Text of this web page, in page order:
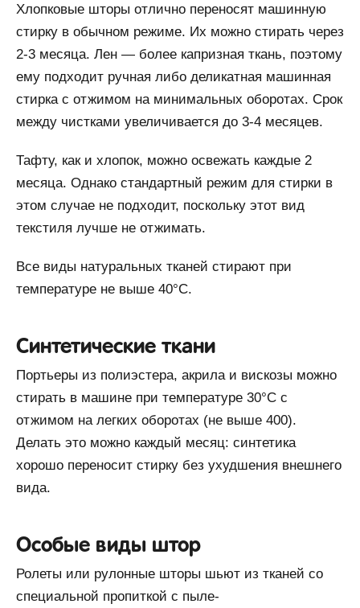
Хлопковые шторы отлично переносят машинную
стирку в обычном режиме. Их можно стирать через
2-3 месяца. Лен — более капризная ткань, поэтому
ему подходит ручная либо деликатная машинная
стирка с отжимом на минимальных оборотах. Срок
между чистками увеличивается до 3-4 месяцев.
Тафту, как и хлопок, можно освежать каждые 2
месяца. Однако стандартный режим для стирки в
этом случае не подходит, поскольку этот вид
текстиля лучше не отжимать.
Все виды натуральных тканей стирают при
температуре не выше 40°С.
Синтетические ткани
Портьеры из полиэстера, акрила и вискозы можно
стирать в машине при температуре 30°С с
отжимом на легких оборотах (не выше 400).
Делать это можно каждый месяц: синтетика
хорошо переносит стирку без ухудшения внешнего
вида.
Особые виды штор
Ролеты или рулонные шторы шьют из тканей со
специальной пропиткой с пыле-